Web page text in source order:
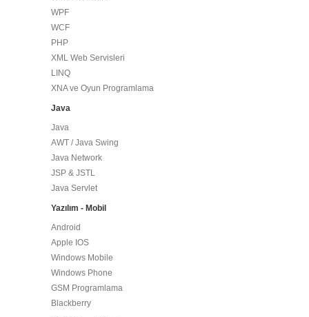
WPF
WCF
PHP
XML Web Servisleri
LINQ
XNA ve Oyun Programlama
Java
Java
AWT / Java Swing
Java Network
JSP & JSTL
Java Servlet
Yazılım - Mobil
Android
Apple IOS
Windows Mobile
Windows Phone
GSM Programlama
Blackberry